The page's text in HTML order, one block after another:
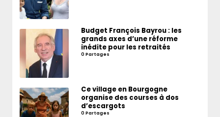
Budget François Bayrou : les
grands axes d’une réforme
inédite pour les retraités
0 Partages
Ce village en Bourgogne
organise des courses à dos
d’escargots
0 Partages